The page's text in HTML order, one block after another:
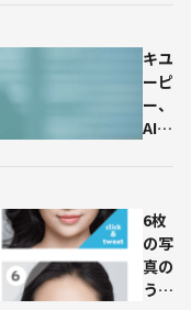
する
「極
み熟
成AI
場
キユ
ーピ
ー、
AI活
4つ
のワ
ケ。
食品
6枚
の写
真の
うち